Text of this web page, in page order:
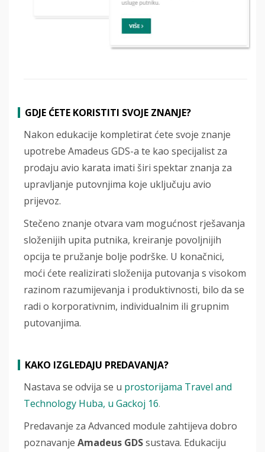
GDJE ĆETE KORISTITI SVOJE ZNANJE?
Nakon edukacije kompletirat ćete svoje znanje
upotrebe Amadeus GDS-a te kao specijalist za
prodaju avio karata imati širi spektar znanja za
upravljanje putovnjima koje uključuju avio
prijevoz.
Stečeno znanje otvara vam mogućnost rješavanja
složenijih upita putnika, kreiranje povoljnijih
opcija te pružanje bolje podrške. U konačnici,
moći ćete realizirati složenija putovanja s visokom
razinom razumijevanja i produktivnosti, bilo da se
radi o korporativnim, individualnim ili grupnim
putovanjima.
KAKO IZGLEDAJU PREDAVANJA?
Nastava se odvija se u prostorijama Travel and
Technology Huba, u Gackoj 16.
Predavanje za Advanced module zahtijeva dobro
poznavanje Amadeus GDSsustava. Edukaciju